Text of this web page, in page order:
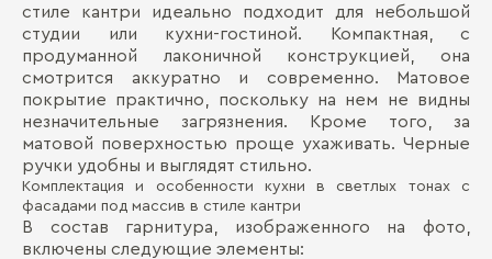
стиле кантри идеально подходит для небольшой
студии или кухни-гостиной. Компактная, с
продуманной лаконичной конструкцией, она
смотрится аккуратно и современно. Матовое
покрытие практично, поскольку на нем не видны
незначительные загрязнения. Кроме того, за
матовой поверхностью проще ухаживать. Черные
ручки удобны и выглядят стильно.
Комплектация и особенности кухни в светлых тонах с
фасадами под массив в стиле кантри
В состав гарнитура, изображенного на фото,
включены следующие элементы: